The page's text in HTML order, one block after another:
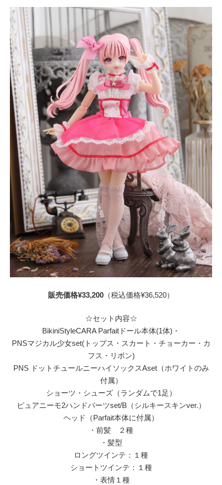
販売価格¥33,200 （税込価格¥36,520）
☆セット内容☆
BikiniStyleCARA Parfaitドール本体(1体)・
PNSマジカル少女set(トップス・スカート・チョーカー・カ
フス・リボン)
PNS ドットチュールニーハイソックスAset（ホワイトのみ
付属）
ショーツ・シューズ（ランダムで1足）
ピュアニーモ2ハンドパーツset/B（シルキースキンver.）
ヘッド（Parfait本体に付属）
・前髪 ２種
・髪型
ロングツインテ：１種
ショートツインテ：１種
・表情１種